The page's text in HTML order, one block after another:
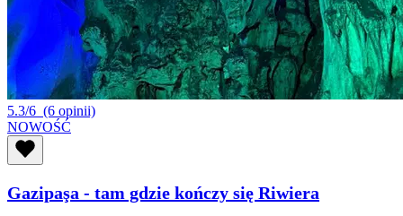
5.3/6 (6 opinii)
NOWOŚĆ
Gazipaşa - tam gdzie kończy się Riwiera